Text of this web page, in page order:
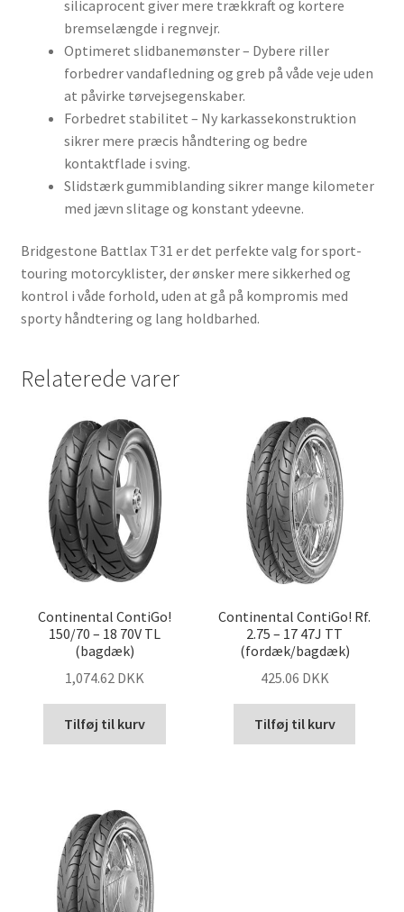
silicaprocent giver mere trækkraft og kortere
bremselængde i regnvejr.
Optimeret slidbanemønster – Dybere riller
forbedrer vandafledning og greb på våde veje uden
at påvirke tørvejsegenskaber.
Forbedret stabilitet – Ny karkassekonstruktion
sikrer mere præcis håndtering og bedre
kontaktflade i sving.
Slidstærk gummiblanding sikrer mange kilometer
med jævn slitage og konstant ydeevne.
Bridgestone Battlax T31 er det perfekte valg for sport-
touring motorcyklister, der ønsker mere sikkerhed og
kontrol i våde forhold, uden at gå på kompromis med
sporty håndtering og lang holdbarhed.
Relaterede varer
Continental ContiGo!
150/70 – 18 70V TL
(bagdæk)
1,074.62 DKK
Tilføj til kurv
Continental ContiGo! Rf.
2.75 – 17 47J TT
(fordæk/bagdæk)
425.06 DKK
Tilføj til kurv